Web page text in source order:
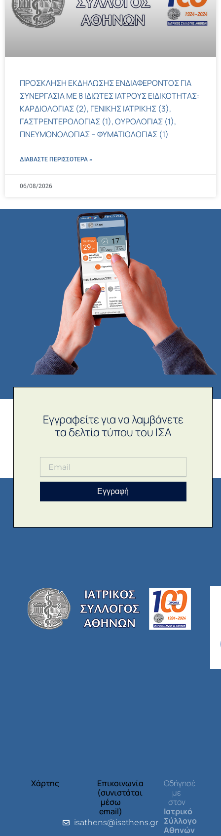
ΠΡΟΣΚΛΗΣΗ ΕΚΔΗΛΩΣΗΣ ΕΝΔΙΑΦΕΡΟΝΤΟΣ ΓΙΑ
ΣΥΝΕΡΓΑΣΙΑ ΜΕ 8 ΙΔΙΩΤΕΣ ΙΑΤΡΟΥΣ ΕΙΔΙΚΟΤΗΤΑΣ:
ΚΑΡΔΙΟΛΟΓΙΑΣ (2), ΓΕΝΙΚΗΣ ΙΑΤΡΙΚΗΣ (3),
ΓΑΣΤΡΕΝΤΕΡΟΛΟΓΙΑΣ (1), ΟΥΡΟΛΟΓΙΑΣ (1),
ΠΝΕΥΜΟΝΟΛΟΓΙΑΣ – ΦΥΜΑΤΙΟΛΟΓΙΑΣ (1)
ΔΙΑΒΑΣΤΕ ΠΕΡΙΣΣΌΤΕΡΑ »
06/08/2026
Εγγραφείτε για να λαμβάνετε
τα δελτία τύπου του ΙΣΑ
Εγγραφή
Χάρτης
Επικοινωνία
(συνιστάται
μέσω
email)
isathens@isathens.gr
Οδήγησέ
με
στον
Ιατρικό
Σύλλογο
Αθηνών